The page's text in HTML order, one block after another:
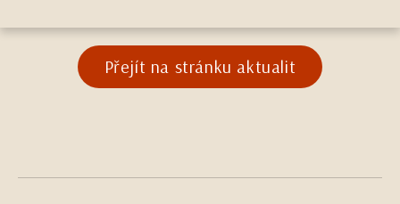
Přejít na stránku aktualit